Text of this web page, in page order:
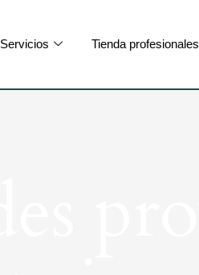
Servicios Tienda profesionales